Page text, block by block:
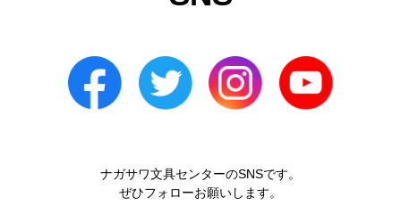
ナガサワ文具センターのSNSです。
ぜひフォローお願いします。